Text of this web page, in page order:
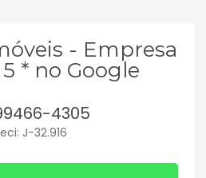
- Empresa
* no Google
4305
J-32.916